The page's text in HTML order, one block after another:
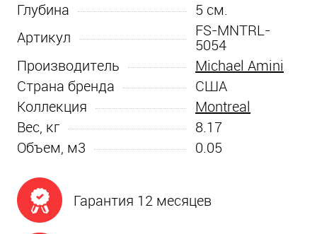
Глубина
5 см.
Артикул
FS-MNTRL-
5054
Производитель
Michael Amini
Страна бренда
США
Коллекция
Montreal
Вес, кг
8.17
Объем, м3
0.05
Гарантия 12 месяцев